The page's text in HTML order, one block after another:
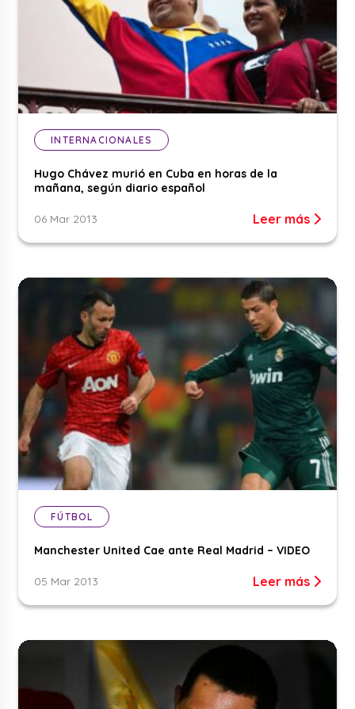
INTERNACIONALES
Hugo Chávez murió en Cuba en horas de la
mañana, según diario español
06 Mar 2013 Leer más
FÚTBOL
Manchester United Cae ante Real Madrid – VIDEO
05 Mar 2013 Leer más